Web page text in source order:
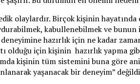
olaylardır. Birçok kişinin
kabullenebilmek ve
hazırlık için ne kadar
olduğu için kişinin hazırlık yapma
kişinin tüm sistemini buna göre
yaşanacak bir deneyim”